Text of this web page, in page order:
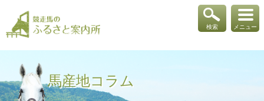
メニュー
検索
馬産地コラム